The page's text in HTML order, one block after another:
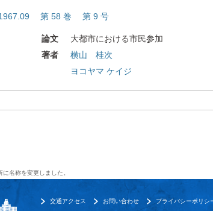
第 58 巻 第 9 号
論文
大都市における市民参加
著者
横山 桂次
ヨコヤマ ケイジ
名称を変更しました。
プライバシーポリシ
お問い合わせ
交通アクセス